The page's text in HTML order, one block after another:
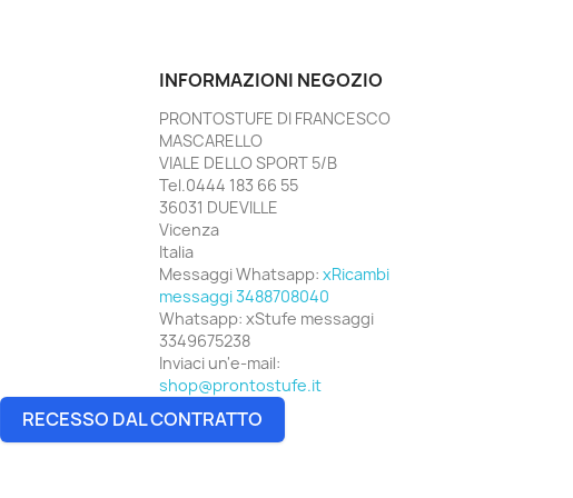
INFORMAZIONI NEGOZIO
PRONTOSTUFE DI FRANCESCO
MASCARELLO
VIALE DELLO SPORT 5/B
Tel.0444 183 66 55
36031 DUEVILLE
Vicenza
Italia
Messaggi Whatsapp: xRicambi
messaggi 3488708040
Whatsapp: xStufe messaggi
3349675238
Inviaci un'e-mail:
shop@prontostufe.it
RECESSO DAL CONTRATTO